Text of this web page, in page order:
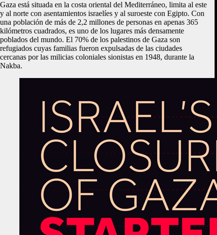
Gaza está situada en la costa oriental del Mediterráneo, limita al este
y al norte con asentamientos israelíes y al suroeste con Egipto. Con
una población de más de 2,2 millones de personas en apenas 365
kilómetros cuadrados, es uno de los lugares más densamente
poblados del mundo. El 70% de los palestinos de Gaza son
refugiados cuyas familias fueron expulsadas de las ciudades
cercanas por las milicias coloniales sionistas en 1948, durante la
Nakba.